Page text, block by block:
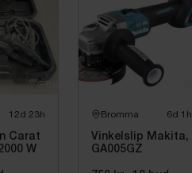
12d 23h
Carat
W
Bromma 6d 1h
Vinkelslip Makita,
GA005GZ